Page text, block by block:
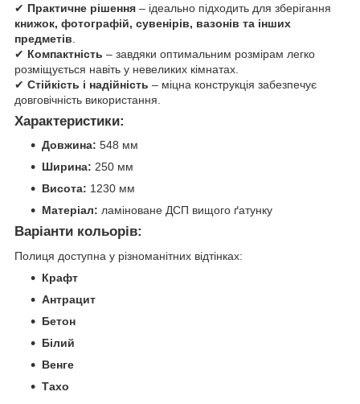
✔ Практичне рішення – ідеально підходить для зберігання
книжок, фотографій, сувенірів, вазонів та інших
предметів
✔ Компактність – завдяки оптимальним розмірам легко
розміщується навіть у невеликих кімнатах.
✔ Стійкість і надійність – міцна конструкція забезпечує
довговічність використання.
Характеристики:
Довжина: 548 мм
Ширина: 250 мм
Висота: 1230 мм
Матеріал: ламіноване ДСП вищого ґатунку
Варіанти кольорів:
Полиця доступна у різноманітних відтінках:
Крафт
Антрацит
Бетон
Білий
Венге
Тахо